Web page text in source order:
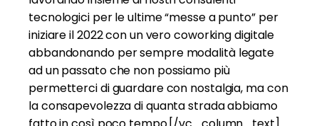
tecnologici per le ultime “messe a punto” per
iniziare il 2022 con un vero coworking digitale
abbandonando per sempre modalità legate
ad un passato che non possiamo più
permetterci di guardare con nostalgia, ma con
la consapevolezza di quanta strada abbiamo